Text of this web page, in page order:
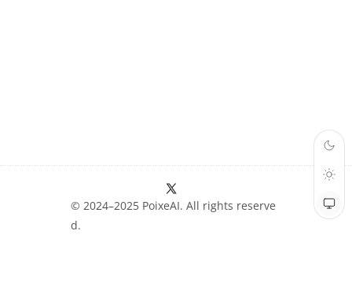
© 2024–2025 PoixeAI. All rights reserve
d.